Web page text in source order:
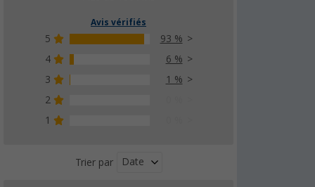
Avis vérifiés
5
93 %
4
6 %
3
1 %
2
1
Trier par Date